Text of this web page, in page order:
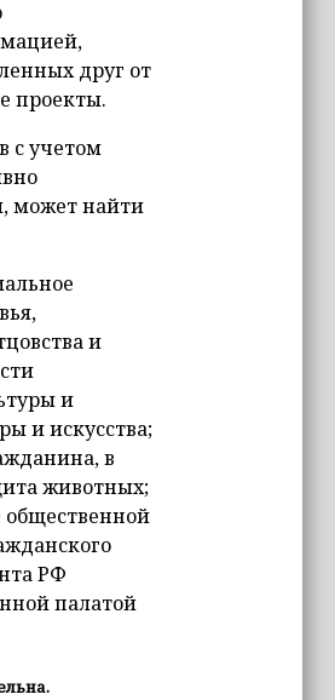
друг от
проекты.
с учетом
может найти
и
и
и искусства;
в
животных;
общественной
РФ
палатой